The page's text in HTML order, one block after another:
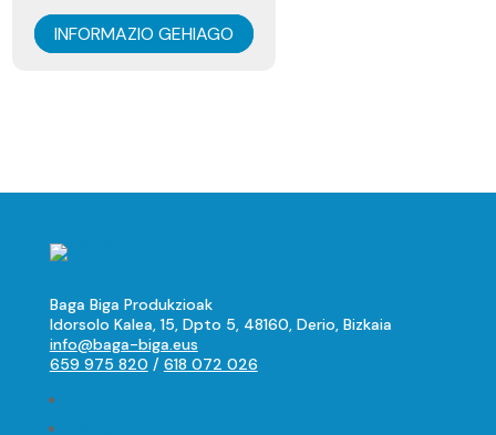
INFORMAZIO GEHIAGO
Baga Biga Produkzioak
Idorsolo Kalea, 15, Dpto 5, 48160, Derio, Bizkaia
info@baga-biga.eus
659 975 820 / 618 072 026